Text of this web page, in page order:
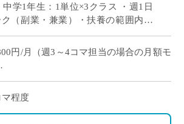
中学1年生：1単位×3クラス ・週1日
（副業・兼業）・扶養の範囲内の
ランクのある方 […]
円/月（週3～4コマ担当の場合の月額モ
途中からご勤務開始の場合は、日割計
程度